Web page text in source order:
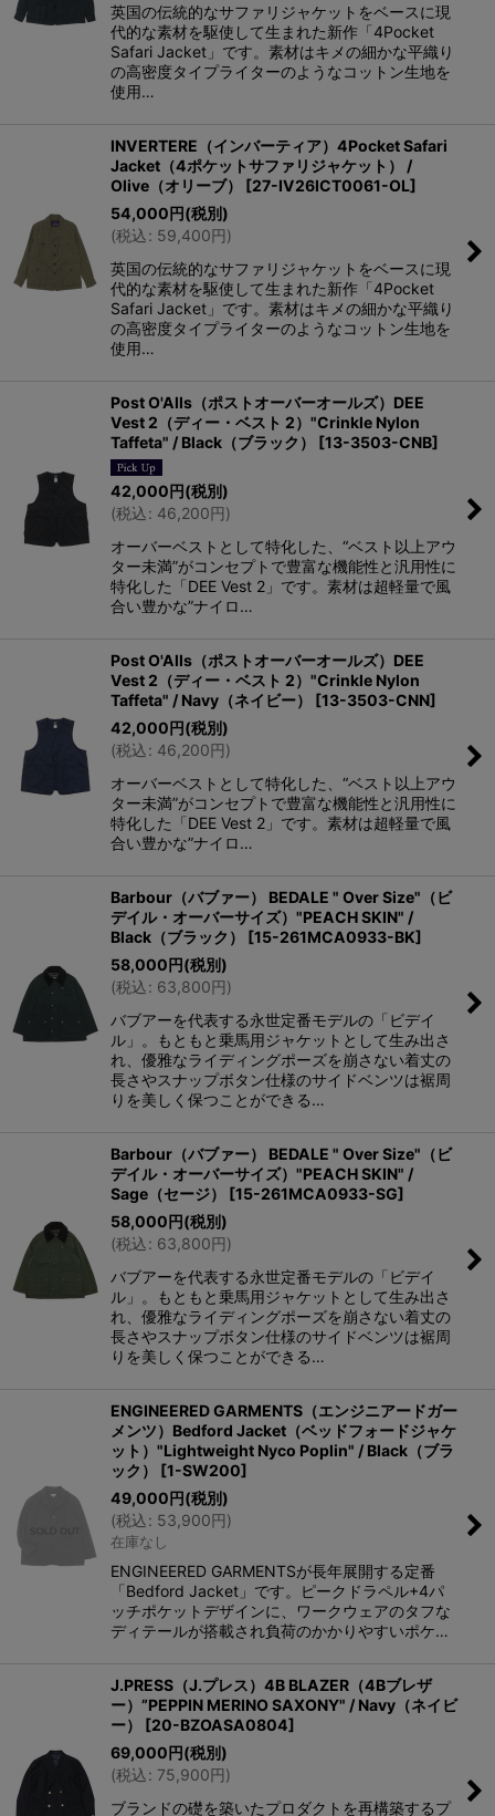
英国の伝統的なサファリジャケットをベースに現
代的な素材を駆使して生まれた新作「4Pocket
Safari Jacket」です。素材はキメの細かな平織り
の高密度タイプライターのようなコットン生地を
使用…
INVERTERE（インバーティア）4Pocket Safari
Jacket（4ポケットサファリジャケット） /
Olive（オリーブ）
[27-IV26ICT0061-OL]
54,000円(税別)
(税込: 59,400円)
英国の伝統的なサファリジャケットをベースに現
代的な素材を駆使して生まれた新作「4Pocket
Safari Jacket」です。素材はキメの細かな平織り
の高密度タイプライターのようなコットン生地を
使用…
Post O'Alls（ポストオーバーオールズ）DEE
Vest 2（ディー・ベスト 2）"Crinkle Nylon
Taffeta" / Black（ブラック）
[13-3503-CNB]
42,000円(税別)
(税込: 46,200円)
オーバーベストとして特化した、“ベスト以上アウ
ター未満”がコンセプトで豊富な機能性と汎用性に
特化した「DEE Vest 2」です。素材は超軽量で風
合い豊かな”ナイロ…
Post O'Alls（ポストオーバーオールズ）DEE
Vest 2（ディー・ベスト 2）"Crinkle Nylon
Taffeta" / Navy（ネイビー）
[13-3503-CNN]
42,000円(税別)
(税込: 46,200円)
オーバーベストとして特化した、“ベスト以上アウ
ター未満”がコンセプトで豊富な機能性と汎用性に
特化した「DEE Vest 2」です。素材は超軽量で風
合い豊かな”ナイロ…
Barbour（バブァー） BEDALE " Over Size"（ビ
デイル・オーバーサイズ）"PEACH SKIN" /
Black（ブラック）
[15-261MCA0933-BK]
58,000円(税別)
(税込: 63,800円)
バブアーを代表する永世定番モデルの「ビデイ
ル」。もともと乗馬用ジャケットとして生み出さ
れ、優雅なライディングポーズを崩さない着丈の
長さやスナップボタン仕様のサイドベンツは裾周
りを美しく保つことができる…
Barbour（バブァー） BEDALE " Over Size"（ビ
デイル・オーバーサイズ）"PEACH SKIN" /
Sage（セージ）
[15-261MCA0933-SG]
58,000円(税別)
(税込: 63,800円)
バブアーを代表する永世定番モデルの「ビデイ
ル」。もともと乗馬用ジャケットとして生み出さ
れ、優雅なライディングポーズを崩さない着丈の
長さやスナップボタン仕様のサイドベンツは裾周
りを美しく保つことができる…
ENGINEERED GARMENTS（エンジニアードガー
メンツ）Bedford Jacket（ベッドフォードジャケ
ット）"Lightweight Nyco Poplin" / Black（ブラ
ック）
[1-SW200]
49,000円(税別)
(税込: 53,900円)
在庫なし
ENGINEERED GARMENTSが長年展開する定番
「Bedford Jacket」です。ピークドラペル+4パ
ッチポケットデザインに、ワークウェアのタフな
ディテールが搭載され負荷のかかりやすいポケ…
J.PRESS（J.プレス）4B BLAZER（4Bブレザ
ー）”PEPPIN MERINO SAXONY" / Navy（ネイビ
ー）
[20-BZOASA0804]
69,000円(税別)
(税込: 75,900円)
ブランドの礎を築いたプロダクトを再構築するプ